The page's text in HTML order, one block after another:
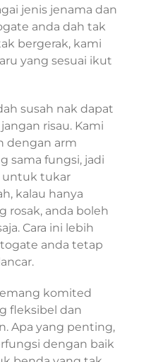
jenis jenama dan
anda dah tak
bergerak, kami
yang sesuai ikut
susah nak dapat
risau. Kami
dengan arm
sama fungsi, jadi
untuk tukar
kalau hanya
rosak, anda boleh
Cara ini lebih
anda tetap
komited
fleksibel dan
Apa yang penting,
dengan baik